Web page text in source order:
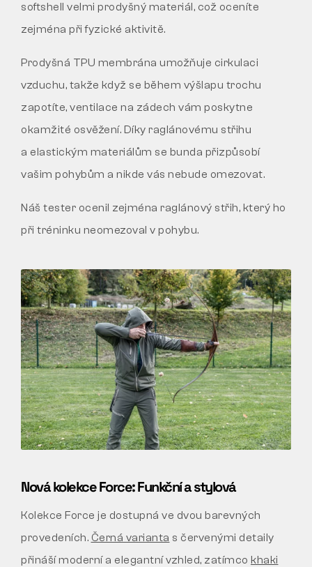
softshell velmi prodyšný materiál, což oceníte
zejména při fyzické aktivitě.
Prodyšná TPU membrána umožňuje cirkulaci
vzduchu, takže když se během výšlapu trochu
zapotíte, ventilace na zádech vám poskytne
okamžité osvěžení. Díky raglánovému střihu
a elastickým materiálům se bunda přizpůsobí
vašim pohybům a nikde vás nebude omezovat.
Náš tester ocenil zejména raglánový střih, který ho
při tréninku neomezoval v pohybu.
Nová kolekce Force: Funkční a stylová
Kolekce Force je dostupná ve dvou barevných
provedeních. Černá varianta s červenými detaily
přináší moderní a elegantní vzhled, zatímco khaki